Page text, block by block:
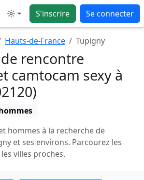
Mode S'inscrire Se connecter
Hauts-de-France Tupigny
rencontre
camtocam sexy à
hommes à la recherche de
et ses environs. Parcourez les
villes proches.